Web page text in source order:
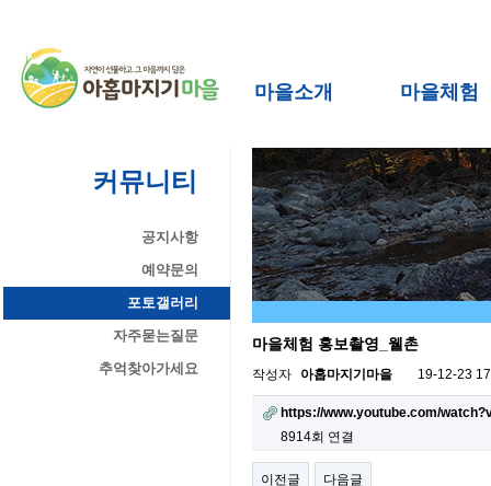
마을소개 마을체험
커뮤니티
공지사항
예약문의
포토갤러리
자주묻는질문
추억찾아가세요
마을체험 홍보촬영_웰촌
작성자 아홉마지기마을 19-12-23
https://www.youtube.com/
8914회 연결
이전글 다음글